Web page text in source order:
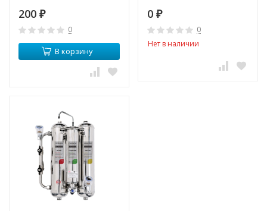
200 ₽
0
В корзину
0 ₽
0
Нет в наличии